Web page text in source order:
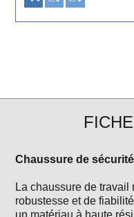
Chaussure de
La chaussure de
robustesse et de